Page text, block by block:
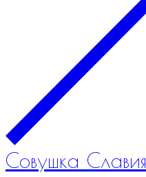
Совушка Славия